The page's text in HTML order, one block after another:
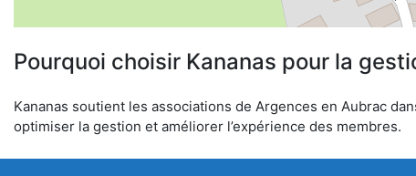
Pourquoi choisir Kananas pour la
Kananas soutient les associations de Argences en Aubrac
optimiser la gestion et améliorer l’expérience des membres.